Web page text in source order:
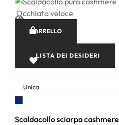
Occhiata veloce
CARRELLO
LISTA DEI DESIDERI
Blu
Scaldacollo sciarpa cashmere